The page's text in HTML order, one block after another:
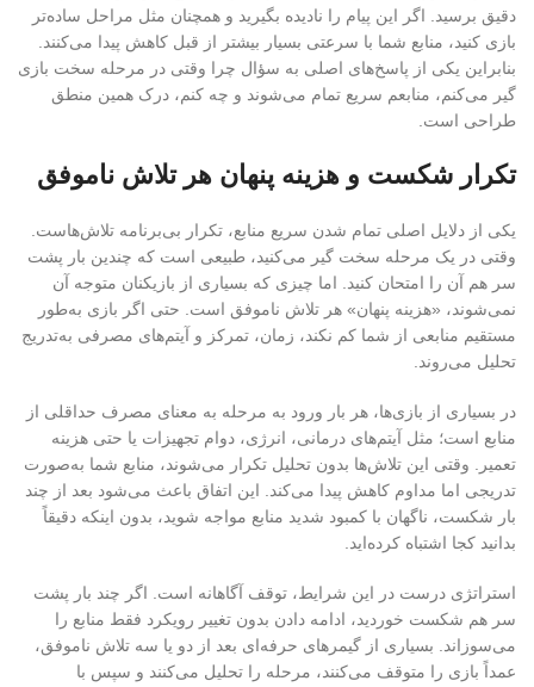
دقیق برسید. اگر این پیام را نادیده بگیرید و همچنان مثل مراحل ساده‌تر
بازی کنید، منابع شما با سرعتی بسیار بیشتر از قبل کاهش پیدا می‌کنند.
بنابراین یکی از پاسخ‌های اصلی به سؤال چرا وقتی در مرحله سخت بازی
گیر می‌کنم، منابعم سریع تمام می‌شوند و چه کنم، درک همین منطق
طراحی است
تکرار شکست و هزینه پنهان هر تلاش ناموفق
یکی از دلایل اصلی تمام شدن سریع منابع، تکرار بی‌برنامه تلاش‌هاست.
وقتی در یک مرحله سخت گیر می‌کنید، طبیعی است که چندین بار پشت
سر هم آن را امتحان کنید. اما چیزی که بسیاری از بازیکنان متوجه آن
نمی‌شوند، «هزینه پنهان» هر تلاش ناموفق است. حتی اگر بازی به‌طور
مستقیم منابعی از شما کم نکند، زمان، تمرکز و آیتم‌های مصرفی به‌تدریج
تحلیل می‌روند
در بسیاری از بازی‌ها، هر بار ورود به مرحله به معنای مصرف حداقلی از
منابع است؛ مثل آیتم‌های درمانی، انرژی، دوام تجهیزات یا حتی هزینه
تعمیر. وقتی این تلاش‌ها بدون تحلیل تکرار می‌شوند، منابع شما به‌صورت
تدریجی اما مداوم کاهش پیدا می‌کند. این اتفاق باعث می‌شود بعد از چند
بار شکست، ناگهان با کمبود شدید منابع مواجه شوید، بدون اینکه دقیقاً
بدانید کجا اشتباه کرده‌اید
استراتژی درست در این شرایط، توقف آگاهانه است. اگر چند بار پشت
سر هم شکست خوردید، ادامه دادن بدون تغییر رویکرد فقط منابع را
می‌سوزاند. بسیاری از گیمرهای حرفه‌ای بعد از دو یا سه تلاش ناموفق،
عمداً بازی را متوقف می‌کنند، مرحله را تحلیل می‌کنند و سپس با